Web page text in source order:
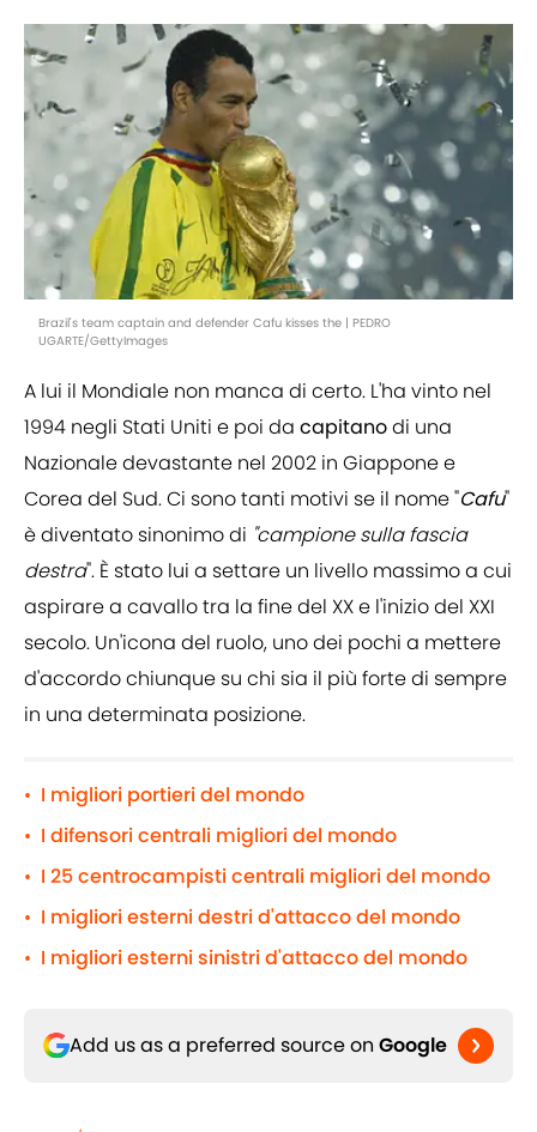
Brazil's team captain and defender Cafu kisses the | PEDRO
UGARTE/GettyImages
A lui il Mondiale non manca di certo. L'ha vinto nel
1994 negli Stati Uniti e poi da capitanodi una
Nazionale devastante nel 2002 in Giappone e
Corea del Sud. Ci sono tanti motivi se il nome "Cafu"
è diventato sinonimo di "campione sulla fascia
destra". È stato lui a settare un livello massimo a cui
aspirare a cavallo tra la fine del XX e l'inizio del XXI
secolo. Un'icona del ruolo, uno dei pochi a mettere
d'accordo chiunque su chi sia il più forte di sempre
in una determinata posizione.
• I migliori portieri del mondo
• I difensori centrali migliori del mondo
• I 25 centrocampisti centrali migliori del mondo
• I migliori esterni destri d'attacco del mondo
• I migliori esterni sinistri d'attacco del mondo
Add us as a preferred source on Google